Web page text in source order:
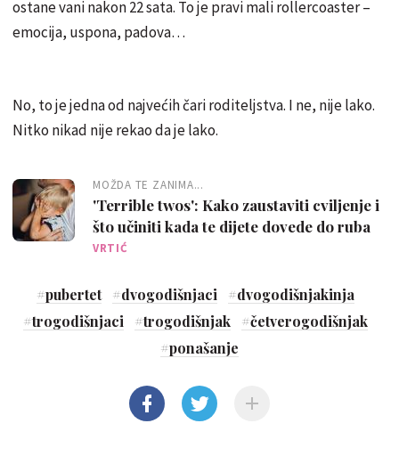
ostane vani nakon 22 sata. To je pravi mali rollercoaster –
emocija, uspona, padova…
No, to je jedna od najvećih čari roditeljstva. I ne, nije lako.
Nitko nikad nije rekao da je lako.
MOŽDA TE ZANIMA...
'Terrible twos': Kako zaustaviti cviljenje i
što učiniti kada te dijete dovede do ruba
VRTIĆ
#pubertet #dvogodišnjaci #dvogodišnjakinja
#trogodišnjaci #trogodišnjak #četverogodišnjak
#ponašanje